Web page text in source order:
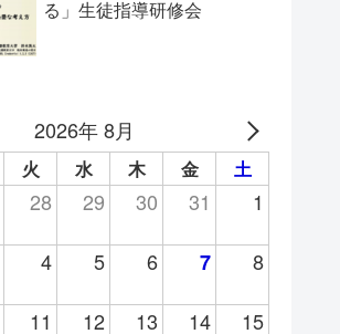
る」生徒指導研修会
2026年 8月
火 水 木 金 土
28 29 30 31 1
4 5 6 7 8
11 12 13 14 15